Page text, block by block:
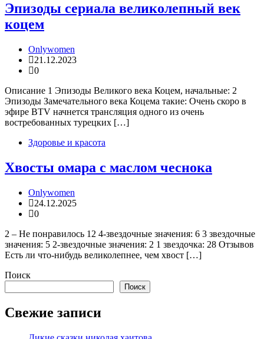
Эпизоды сериала великолепный век
коцем
Onlywomen
21.12.2023
0
Описание 1 Эпизоды Великого века Коцем, начальные: 2
Эпизоды Замечательного века Коцема такие: Очень скоро в
эфире BTV начнется трансляция одного из очень
востребованных турецких […]
Здоровье и красота
Хвосты омара с маслом чеснока
Onlywomen
24.12.2025
0
2 – Не понравилось 12 4-звездочные значения: 6 3 звездочные
значения: 5 2-звездочные значения: 2 1 звездочка: 28 Отзывов
Есть ли что-нибудь великолепнее, чем хвост […]
Поиск
Поиск
Свежие записи